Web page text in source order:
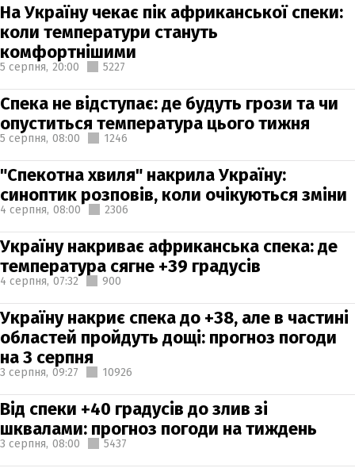
На Україну чекає пік африканської спеки:
коли температури стануть
комфортнішими
5 серпня, 20:00 5227
Спека не відступає: де будуть грози та чи
опуститься температура цього тижня
5 серпня, 08:00 1246
"Спекотна хвиля" накрила Україну:
синоптик розповів, коли очікуються зміни
4 серпня, 08:00 2306
Україну накриває африканська спека: де
температура сягне +39 градусів
4 серпня, 07:32 900
Україну накриє спека до +38, але в частині
областей пройдуть дощі: прогноз погоди
на 3 серпня
3 серпня, 09:27 10926
Від спеки +40 градусів до злив зі
шквалами: прогноз погоди на тиждень
3 серпня, 08:00 5437